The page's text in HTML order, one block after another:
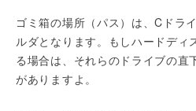
ゴミ箱の場所（パス）は、Cドラ
ルダとなります。もしハードデ
る場合は、それらのドライブの
がありますよ。